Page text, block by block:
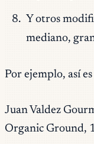
Y otros
mediano,
Por ejemplo, así
Juan Valdez
Organic Ground,